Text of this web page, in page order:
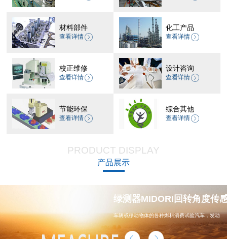
材料部件
查看详情
化工产品
查看详情
校正维修
查看详情
设计咨询
查看详情
节能环保
查看详情
综合其他
查看详情
PRODUCT DISPLAY
产品展示
绿测器MIDORI回转角度传
车辆或移动物体的各种燃料消费试验汽车，发动
机，汽车配件，能源